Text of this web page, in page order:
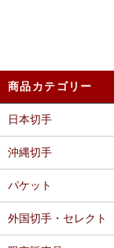
商品カテゴリー
日本切手
沖縄切手
パケット
外国切手・セレクト